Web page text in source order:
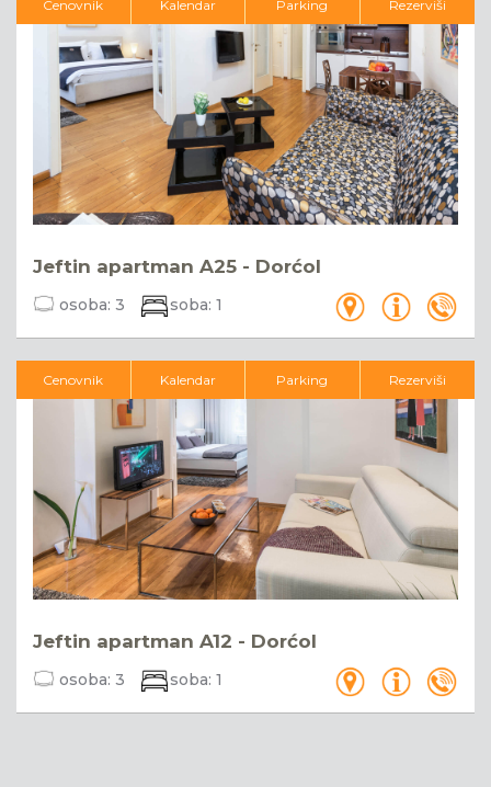
Jeftin apartman A25 - Dorćol
osoba: 3 soba: 1
Cenovnik Kalendar Parking Rezerviši
Jeftin apartman A12 - Dorćol
osoba: 3 soba: 1
Cenovnik Kalendar Parking Rezerviši